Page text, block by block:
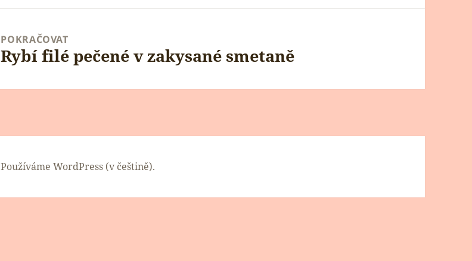
POKRAČOVAT
Následující
Rybí filé pečené v zakysané smetaně
Používáme WordPress (v češtině).